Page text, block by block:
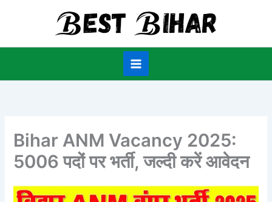
Bihar ANM Vacancy 2025:
5006 पदों पर भर्ती, जल्दी करें आवेदन